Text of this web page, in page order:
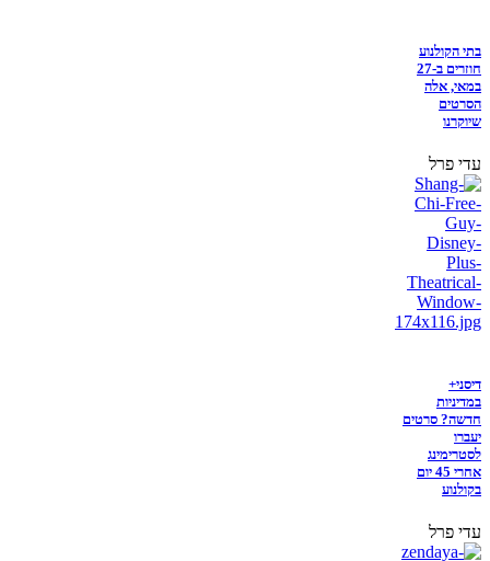
בתי הקולנוע
חוזרים ב-27
במאי, אלה
הסרטים
שיוקרנו
עדי פרל
דיסני+
במדיניות
חדשה? סרטים
יעברו
לסטרימינג
אחרי 45 יום
בקולנוע
עדי פרל